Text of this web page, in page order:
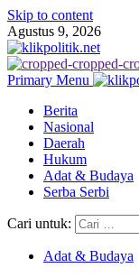
Skip to content
Agustus 9, 2026
Primary Menu
Berita
Nasional
Daerah
Hukum
Adat & Budaya
Serba Serbi
Cari untuk:
Adat & Budaya